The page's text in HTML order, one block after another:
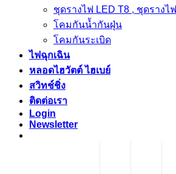
ชุดรางไฟ LED T8 , ชุดรางไ
โคมกันน้ำกันฝุ่น
โคมกันระเบิด
ไฟฉุกเฉิน
หลอดไฮวัตต์ ไฮเบย์
สวิทช์ชิ่ง
ติดต่อเรา
Login
Newsletter